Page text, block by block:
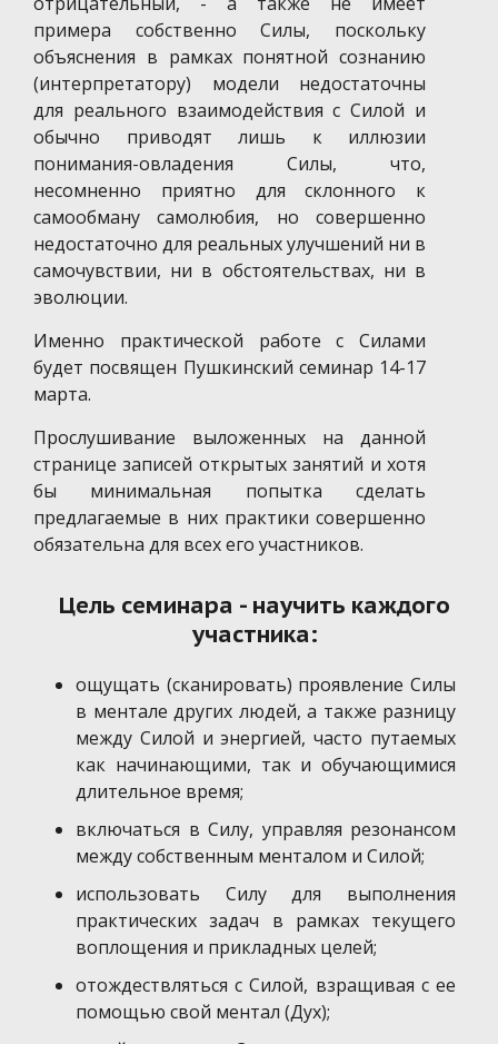
примера собственно Силы, поскольку
объяснения в рамках понятной сознанию
(интерпретатору) модели недостаточны
для реального взаимодействия с Силой и
обычно приводят лишь к иллюзии
понимания-овладения Силы, что,
несомненно приятно для склонного к
самообману самолюбия, но совершенно
недостаточно для реальных улучшений ни в
самочувствии, ни в обстоятельствах, ни в
эволюции.
Именно практической работе с Силами
будет посвящен Пушкинский семинар 14-17
марта.
Прослушивание выложенных на данной
странице записей открытых занятий и хотя
бы минимальная попытка сделать
предлагаемые в них практики совершенно
обязательна для всех его участников.
Цель семинара - научить каждого
участника:
ощущать (сканировать) проявление Силы
в ментале других людей, а также разницу
между Силой и энергией, часто путаемых
как начинающими, так и обучающимися
длительное время;
включаться в Силу, управляя резонансом
между собственным менталом и Силой;
использовать Силу для выполнения
практических задач в рамках текущего
воплощения и прикладных целей;
отождествляться с Силой, взращивая с ее
помощью свой ментал (Дух);